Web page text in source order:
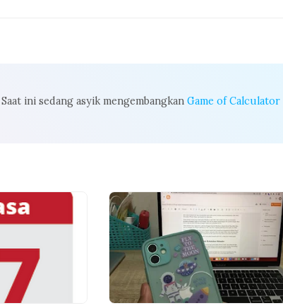
ini sedang asyik mengembangkan Game of Calculator